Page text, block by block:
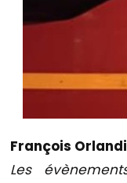
François
Les